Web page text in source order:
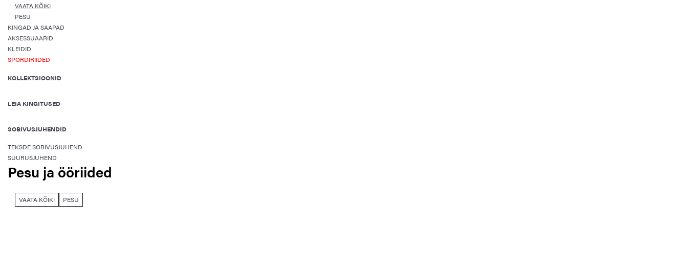
VAATA KÕIKI
PESU
KINGAD JA SAAPAD
AKSESSUAARID
KLEIDID
SPORDIRIIDED
KOLLEKTSIOONID
LEIA KINGITUSED
SOBIVUSJUHENDID
TEKSDE SOBIVUSJUHEND
SUURUSJUHEND
Pesu ja ööriided
VAATA KÕIKI PESU